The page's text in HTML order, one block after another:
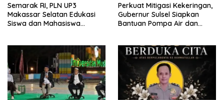
Semarak RI, PLN UP3
Makassar Selatan Edukasi
Siswa dan Mahasiswa
Perkuat Mitigasi Kekeringan,
Gubernur Sulsel Siapkan
Bantuan Pompa Air dan